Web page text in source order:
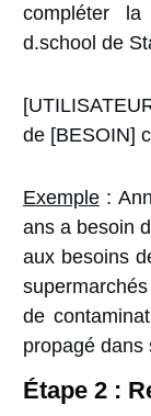
compléter
d.school de
de [BESOIN]
Exemple :
ans a besoin
aux besoins
de
propagé dans
Étape 2 :